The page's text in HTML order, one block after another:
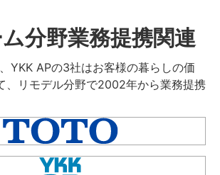
分野業務提携関連
YKK APの3社はお客様の暮らしの価
、リモデル分野で2002年から業務提携